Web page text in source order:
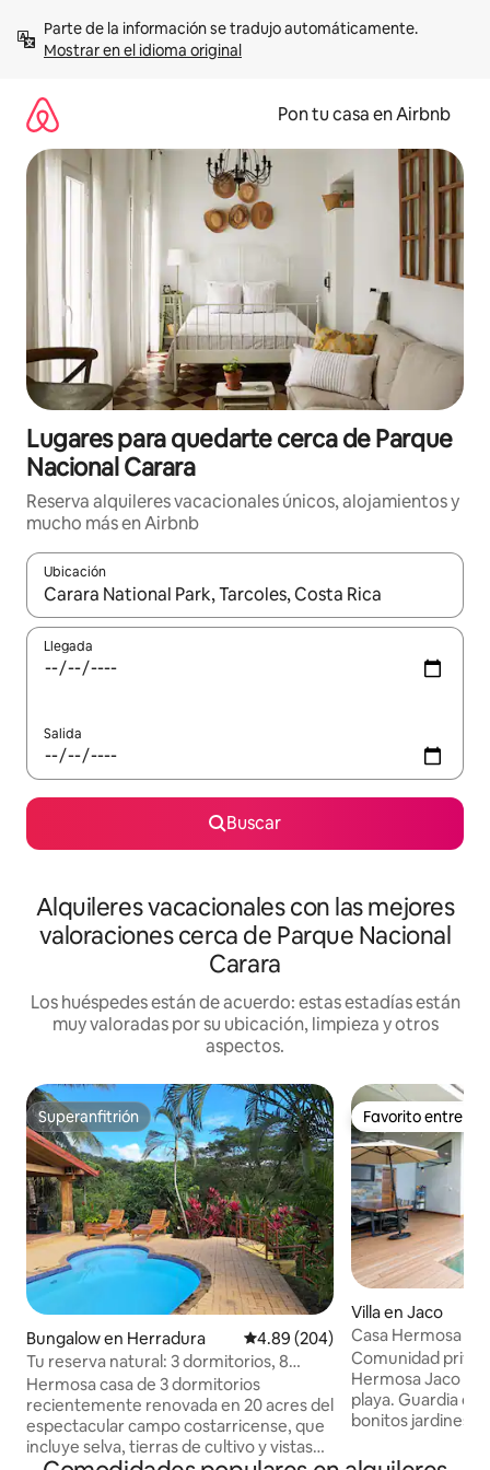
contenidoMostrar en el idioma original
Pon tu casa en Airbnb
Lugares para quedarte cerca de Parque
Nacional Carara
Reserva alquileres vacacionales únicos, alojamientos y
mucho más en Airbnb
Ubicación
Cuando los resultados estén disponibles, navega con las
Llegada
Salida
Buscar
Alquileres vacacionales con las mejores
valoraciones cerca de Parque Nacional
Carara
Los huéspedes están de acuerdo: estas estadías están
muy valoradas por su ubicación, limpieza y otros
aspectos.
Superanfitrión
Superanfitrión
Bungalow en Herradura Calificación promedio: 4.89 de
4.89 (204)
Tu reserva natural: 3 dormitorios, 8
camas, piscina privada
Hermosa casa de 3 dormitorios
recientemente renovada en 20 acres del
espectacular campo costarricense, que
incluye selva, tierras de cultivo y vistas
Favorito entre
Favorito entre
Villa en Jaco
Casa Hermosa
Comunidad
Hermosa Jaco
playa. Guardia de
bonitos jardines
podrás alojarte